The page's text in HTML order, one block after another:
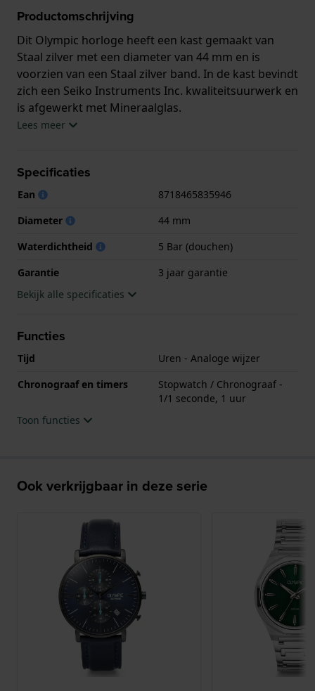
Productomschrijving
Dit Olympic horloge heeft een kast gemaakt van
Staal zilver met een diameter van 44 mm en is
voorzien van een Staal zilver band. In de kast bevindt
zich een Seiko Instruments Inc. kwaliteitsuurwerk en
is afgewerkt met Mineraalglas.
horloge geleverd met 3 jaar garantie.
Lees meer
Specificaties
Ean
8718465835946
Diameter
44 mm
Waterdichtheid
5 Bar (douchen)
Garantie
3 jaar garantie
Bekijk alle specificaties
Functies
Tijd
Uren - Analoge wijzer
Chronograaf en timers
Stopwatch / Chronograaf -
1/1 seconde, 1 uur
Toon functies
Ook verkrijgbaar in deze serie